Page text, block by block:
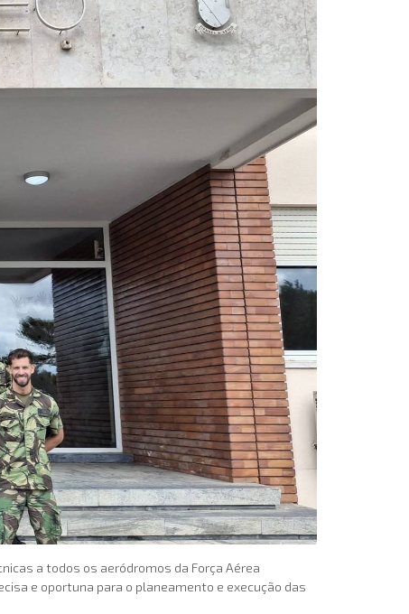
a todos os aeródromos da Força Aérea
e oportuna para o planeamento e execução das